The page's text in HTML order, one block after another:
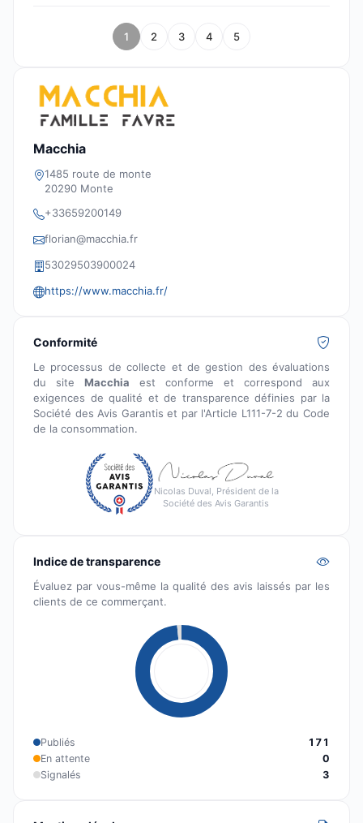
1 2 3 4 5
Macchia
1485 route de monte
20290 Monte
+33659200149
florian@macchia.fr
53029503900024
https://www.macchia.fr/
Conformité
Le processus de collecte et de gestion des évaluations
du site Macchia est conforme et correspond aux
exigences de qualité et de transparence définies par la
Société des Avis Garantis et par l'Article L111-7-2 du Code
de la consommation.
Nicolas Duval, Président de la
Société des Avis Garantis
Indice de transparence
Évaluez par vous-même la qualité des avis laissés par les
clients de ce commerçant.
Publiés
171
En attente
0
Signalés
3